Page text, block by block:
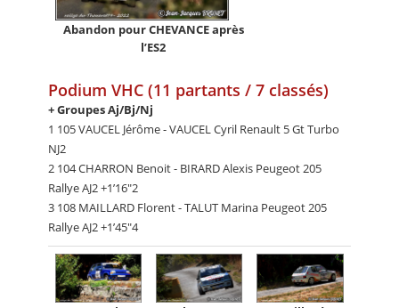
Abandon pour CHEVANCE après
l’ES2
Podium VHC (11 partants / 7 classés)
+ Groupes Aj/Bj/Nj
1 105 VAUCEL Jérôme - VAUCEL Cyril Renault 5 Gt Turbo
NJ2
2 104 CHARRON Benoit - BIRARD Alexis Peugeot 205
Rallye AJ2 +1’16"2
3 108 MAILLARD Florent - TALUT Marina Peugeot 205
Rallye AJ2 +1’45"4